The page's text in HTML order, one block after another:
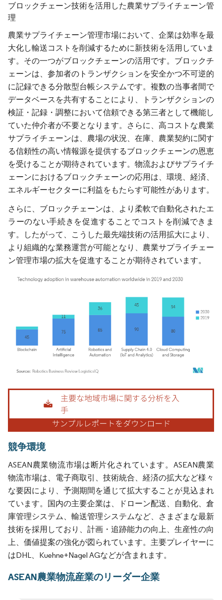
ブロックチェーン技術を活用した農業サプライチェーン管
理
農業サプライチェーン管理市場において、企業は効率を最
大化し輸送コストを削減するために新技術を活用していま
す。その一つがブロックチェーンの活用です。ブロックチ
ェーンは、参加者のトランザクションを安全かつ不可逆的
に記録できる分散型台帳システムです。複数の当事者間で
データベースを共有することにより、トランザクションの
検証・記録・調整において信頼できる第三者として機能し
ていた仲介者が不要となります。さらに、高コストな農業
サプライチェーンは、農場の状況、在庫、農業契約に関す
る信頼性の高い情報源を提供するブロックチェーンの恩恵
を受けることが期待されています。物流およびサプライチ
ェーンにおけるブロックチェーンの応用は、環境、経済、
エネルギーセクターに利益をもたらす可能性があります。
さらに、ブロックチェーンは、より柔軟で自動化されたエ
ラーのない手続きを促進することでコストを削減できま
す。したがって、こうした最先端技術の活用拡大により、
より組織的な業務運営が可能となり、農業サプライチェー
ン管理市場の拡大を促進することが期待されています。
画像 © Mordor Intelligence。再利用にはCC BY 4.0の表示が必要です。
競争環境
ASEAN農業物流市場は断片化されています。ASEAN農業
物流市場は、電子商取引、技術統合、経済の拡大など様々
な要因により、予測期間を通じて拡大することが見込まれ
ています。国内の主要企業は、ドローン配送、自動化、倉
庫管理システム、輸送管理システムなど、さまざまな最新
技術を採用しており、計画・追跡能力の向上、生産性の向
上、価値提案の強化が図られています。主要プレイヤーに
はDHL、Kuehne+Nagel AGなどが含まれます。
ASEAN農業物流産業のリーダー企業